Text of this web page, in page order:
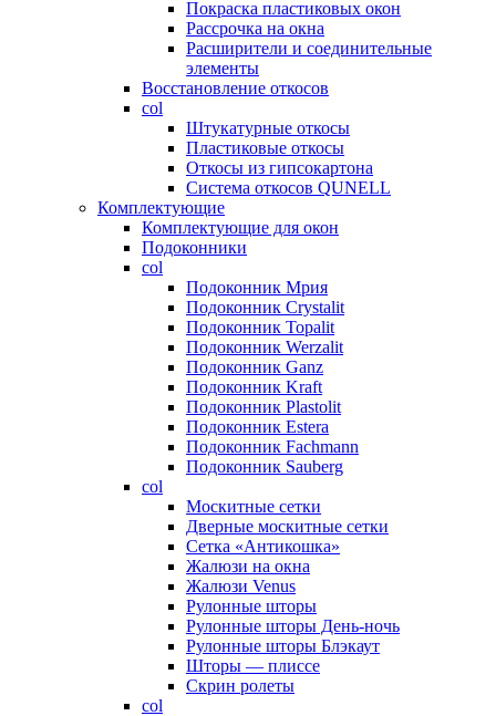
Покраска пластиковых окон
Рассрочка на окна
Расширители и соединительные
элементы
Восстановление откосов
col
Штукатурные откосы
Пластиковые откосы
Откосы из гипсокартона
Система откосов QUNELL
Комплектующие
Комплектующие для окон
Подоконники
col
Подоконник Мрия
Подоконник Crystalit
Подоконник Topalit
Подоконник Werzalit
Подоконник Ganz
Подоконник Kraft
Подоконник Plastolit
Подоконник Estera
Подоконник Fachmann
Подоконник Sauberg
col
Москитные сетки
Дверные москитные сетки
Сетка «Антикошка»
Жалюзи на окна
Жалюзи Venus
Рулонные шторы
Рулонные шторы День-ночь
Рулонные шторы Блэкаут
Шторы — плиссе
Скрин ролеты
col